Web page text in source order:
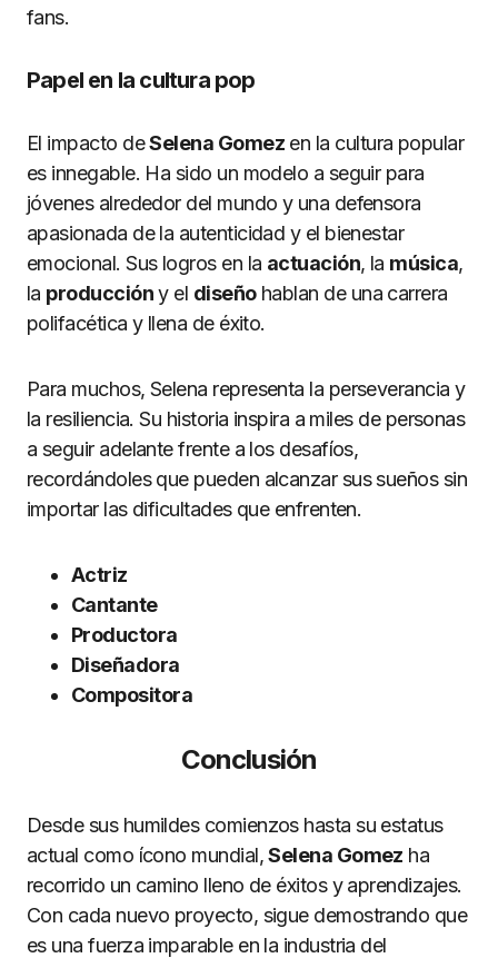
fans.
Papel en la cultura pop
El impacto deSelena Gomezen la cultura popular
es innegable. Ha sido un modelo a seguir para
jóvenes alrededor del mundo y una defensora
apasionada de la autenticidad y el bienestar
emocional. Sus logros en la actuación, la música,
la produccióny el diseñohablan de una carrera
polifacética y llena de éxito.
Para muchos, Selena representa la perseverancia y
la resiliencia. Su historia inspira a miles de personas
a seguir adelante frente a los desafíos,
recordándoles que pueden alcanzar sus sueños sin
importar las dificultades que enfrenten.
Actriz
Cantante
Productora
Diseñadora
Compositora
Conclusión
Desde sus humildes comienzos hasta su estatus
actual como ícono mundial,Selena Gomez ha
recorrido un camino lleno de éxitos y aprendizajes.
Con cada nuevo proyecto, sigue demostrando que
es una fuerza imparable en la industria del